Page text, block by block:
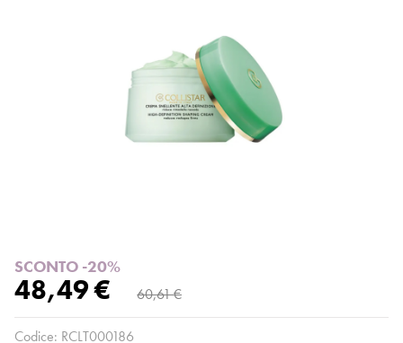
SCONTO -20%
48,49 € 60,61 €
Codice: RCLT000186